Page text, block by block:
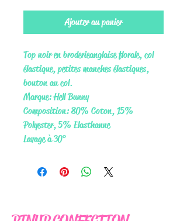
Ajouter au panier
Top noir en broderie anglaise florale, col
élastique, petites manches élastiques,
bouton au col.
Marque: Hell Bunny
Composition: 80% Coton, 15%
Polyester, 5% Elasthanne
Lavage à 30°